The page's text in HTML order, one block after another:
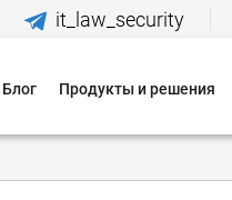
it_law_security
Блог Продукты и решения